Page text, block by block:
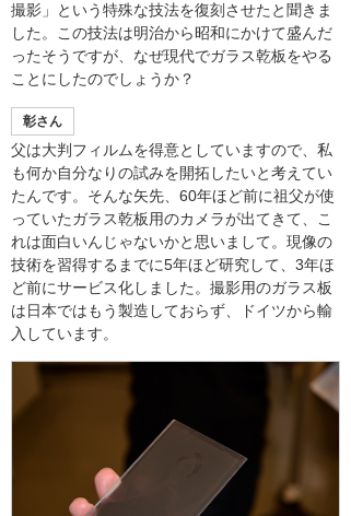
撮影」という特殊な技法を復刻させたと聞きま
した。この技法は明治から昭和にかけて盛んだ
ったそうですが、なぜ現代でガラス乾板をやる
ことにしたのでしょうか？
彰さん
父は大判フィルムを得意としていますので、私
も何か自分なりの試みを開拓したいと考えてい
たんです。そんな矢先、60年ほど前に祖父が使
っていたガラス乾板用のカメラが出てきて、こ
れは面白いんじゃないかと思いまして。現像の
技術を習得するまでに5年ほど研究して、3年ほ
ど前にサービス化しました。撮影用のガラス板
は日本ではもう製造しておらず、ドイツから輸
入しています。